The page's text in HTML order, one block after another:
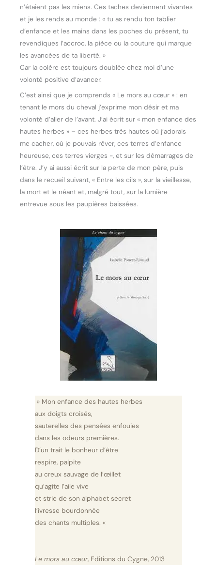
n’étaient pas les miens. Ces taches deviennent vivantes
et je les rends au monde : « tu as rendu ton tablier
d’enfance et les mains dans les poches du présent, tu
revendiques l’accroc, la pièce ou la couture qui marque
les avancées de ta liberté. »
Car la colère est toujours doublée chez moi d’une
volonté positive d’avancer.
C’est ainsi que je comprends « Le mors au cœur » : en
tenant le mors du cheval j’exprime mon désir et ma
volonté d’aller de l’avant. J’ai écrit sur « mon enfance des
hautes herbes » – ces herbes très hautes où j’adorais
me cacher, où je pouvais rêver, ces terres d’enfance
heureuse, ces terres vierges -, et sur les démarrages de
l’être. J’y ai aussi écrit sur la perte de mon père, puis
dans le recueil suivant, « Entre les cils », sur la vieillesse,
la mort et le néant et, malgré tout, sur la lumière
entrevue sous les paupières baissées.
» Mon enfance des hautes herbes
aux doigts croisés,
sauterelles des pensées enfouies
dans les odeurs premières.
D’un trait le bonheur d’être
respire, palpite
au creux sauvage de l’œillet
qu’agite l’aile vive
et strie de son alphabet secret
l’ivresse bourdonnée
des chants multiples. «
Le mors au cœur, Editions du Cygne, 2013